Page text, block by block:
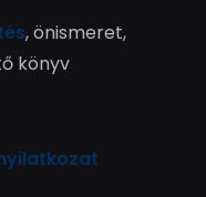
, önismeret,
könyv